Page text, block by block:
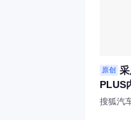
原创
PLUS
搜狐汽